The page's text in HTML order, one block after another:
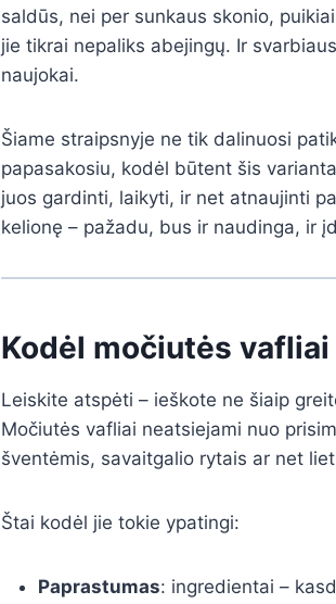
saldūs, nei per sunkaus skonio,
jie tikrai nepaliks abejingų. Ir
naujokai.
Šiame straipsnyje ne tik dalinuosi
papasakosiu, kodėl būtent šis
juos gardinti, laikyti, ir net atnaujinti
kelionę – pažadu, bus ir naudinga, ir
Kodėl močiutės
Leiskite atspėti – ieškote ne šiaip
Močiutės vafliai neatsiejami nuo
šventėmis, savaitgalio rytais ar net
Štai kodėl jie tokie ypatingi:
Paprastumas: ingredientai –